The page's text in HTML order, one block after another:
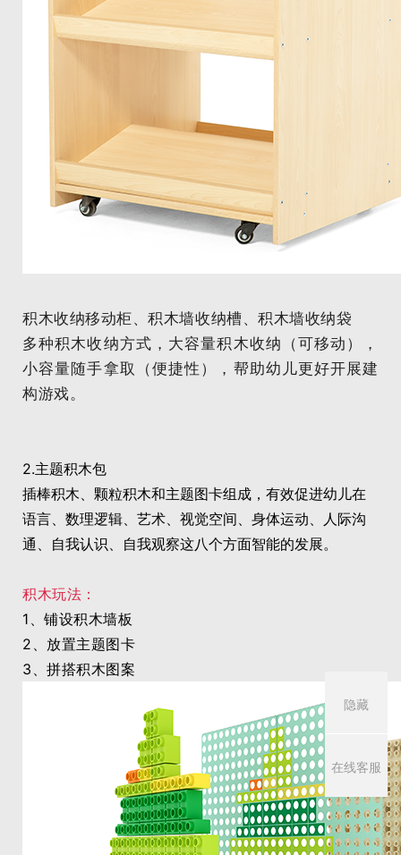
积木收纳移动柜、积木墙收纳槽、积木墙收纳袋
多种积木收纳方式，大容量积木收纳（可移动），
小容量随手拿取（便捷性），帮助幼儿更好开展建
构游戏。
2.主题积木包
插棒积木、颗粒积木和主题图卡组成，有效促进幼儿在
语言、数理逻辑、艺术、视觉空间、身体运动、人际沟
通、自我认识、自我观察这八个方面智能的发展。
积木玩法：
1、铺设积木墙板
2、放置主题图卡
3、拼搭积木图案
隐藏
在线客服